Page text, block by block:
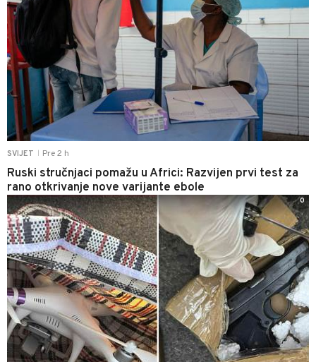
SVIJET Pre 2 h
Ruski stručnjaci pomažu u Africi: Razvijen prvi test za
rano otkrivanje nove varijante ebole
0